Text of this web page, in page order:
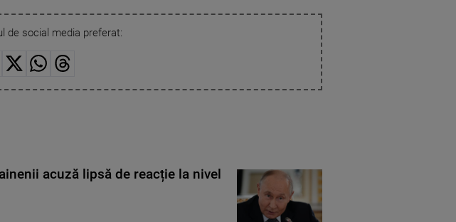
de social media preferat:
acuză lipsă de reacție la nivel